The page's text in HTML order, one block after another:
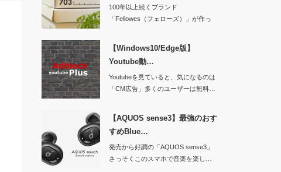
100年以上続くブランド
「Fellowes（フェローズ）」が作っ
【Windows10/Edge版】
Youtube動…
Youtubeを見ていると、気になるのは
「CM広告」多くのユーザーは無料…
【AQUOS sense3】最強のおす
すめBlue…
発売から好調の「AQUOS sense3」
さっそくこのスマホで音楽を楽し…